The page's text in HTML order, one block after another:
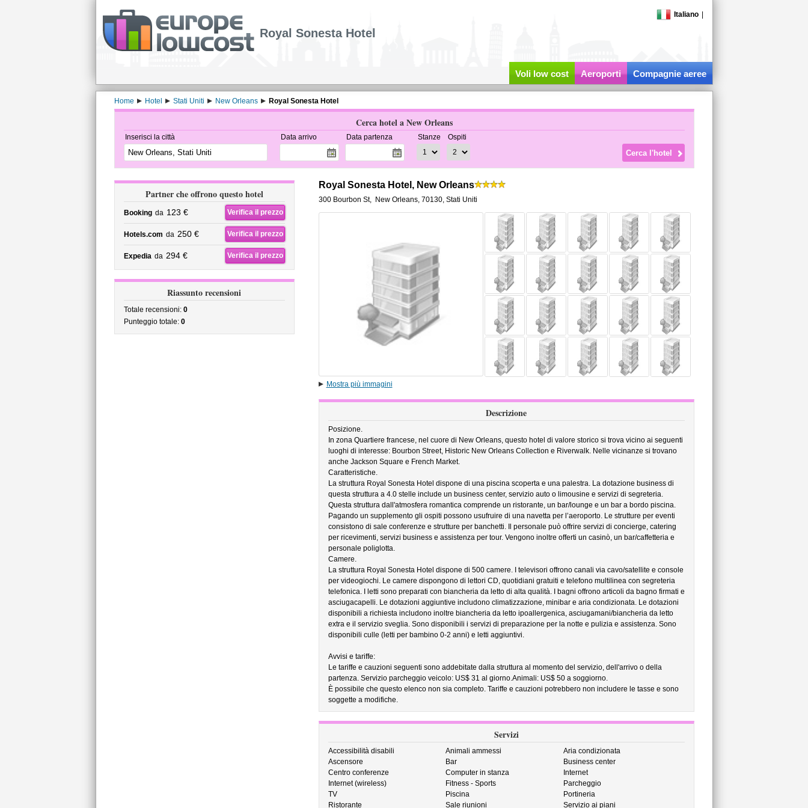
Italiano
Royal Sonesta Hotel
Voli low cost Aeroporti Compagnie aeree
Home Hotel Stati Uniti New Orleans Royal Sonesta Hotel
Cerca hotel a New Orleans
Inserisci la città Data arrivo Data partenza Stanze Ospiti
Partner che offrono questo hotel
Booking da 123 € Verifica il prezzo
Hotels.com da 250 € Verifica il prezzo
Expedia da 294 € Verifica il prezzo
Riassunto recensioni
Totale recensioni: 0
Punteggio totale: 0
Royal Sonesta Hotel, New Orleans
300 Bourbon St, New Orleans, 70130, Stati Uniti
Mostra più immagini
Descrizione
Posizione.
In zona Quartiere francese, nel cuore di New Orleans, questo hotel di valore storico si trova vicino ai seguenti
luoghi di interesse: Bourbon Street, Historic New Orleans Collection e Riverwalk. Nelle vicinanze si trovano
anche Jackson Square e French Market.
Caratteristiche.
La struttura Royal Sonesta Hotel dispone di una piscina scoperta e una palestra. La dotazione business di
questa struttura a 4.0 stelle include un business center, servizio auto o limousine e servizi di segreteria.
Questa struttura dall'atmosfera romantica comprende un ristorante, un bar/lounge e un bar a bordo piscina.
Pagando un supplemento gli ospiti possono usufruire di una navetta per l’aeroporto. Le strutture per eventi
consistono di sale conferenze e strutture per banchetti. Il personale può offrire servizi di concierge, catering
per ricevimenti, servizi business e assistenza per tour. Vengono inoltre offerti un casinò, un bar/caffetteria e
personale poliglotta.
Camere.
La struttura Royal Sonesta Hotel dispone di 500 camere. I televisori offrono canali via cavo/satellite e console
per videogiochi. Le camere dispongono di lettori CD, quotidiani gratuiti e telefono multilinea con segreteria
telefonica. I letti sono preparati con biancheria da letto di alta qualità. I bagni offrono articoli da bagno firmati e
asciugacapelli. Le dotazioni aggiuntive includono climatizzazione, minibar e aria condizionata. Le dotazioni
disponibili a richiesta includono inoltre biancheria da letto ipoallergenica, asciugamani/biancheria da letto
extra e il servizio sveglia. Sono disponibili i servizi di preparazione per la notte e pulizia e assistenza. Sono
disponibili culle (letti per bambino 0-2 anni) e letti aggiuntivi.
Avvisi e tariffe:
Le tariffe e cauzioni seguenti sono addebitate dalla struttura al momento del servizio, dell'arrivo o della
partenza. Servizio parcheggio veicolo: US$ 31 al giorno.Animali: US$ 50 a soggiorno.
È possibile che questo elenco non sia completo. Tariffe e cauzioni potrebbero non includere le tasse e sono
soggette a modifiche.
Servizi
Accessibilità disabili Animali ammessi
Aria condizionata
Ascensore
Bar
Business center
Centro conferenze
Computer in stanza
Internet
Internet (wireless)
Fitness - Sports
Parcheggio
TV
Piscina
Portineria
Ristorante
Sale riunioni Servizio ai piani